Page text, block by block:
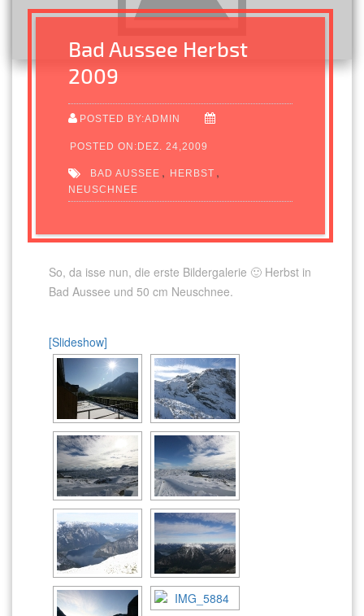
Bad Aussee Herbst
2009
POSTED BY:ADMIN
POSTED ON:DEZ. 24,2009
BAD AUSSEE , HERBST ,
NEUSCHNEE
So, da isse nun, die erste Bildergalerie 🙂 Herbst in
Bad Aussee und 50 cm Neuschnee.
[Slideshow]